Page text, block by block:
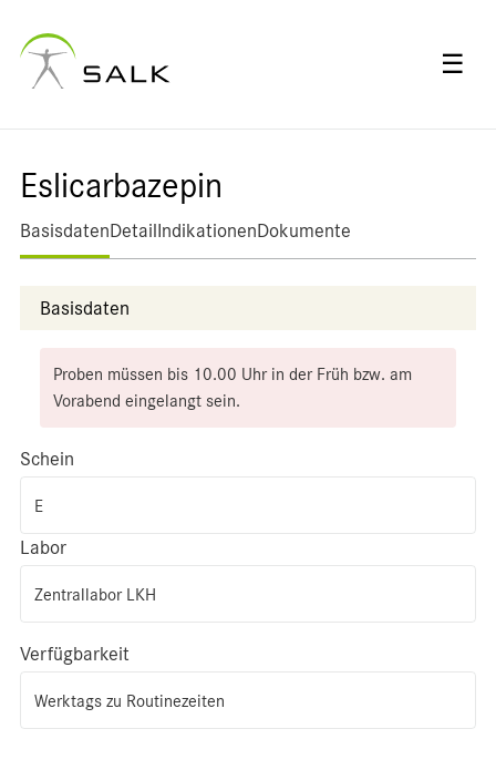
☰
Eslicarbazepin
BasisdatenDetailIndikationenDokumente
Basisdaten
Proben müssen bis 10.00 Uhr in der Früh bzw. am
Vorabend eingelangt sein.
Schein
E
Labor
Zentrallabor LKH
Verfügbarkeit
Werktags zu Routinezeiten